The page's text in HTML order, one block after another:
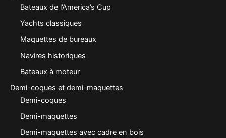
Bateaux de l’America’s Cup
Yachts classiques
Maquettes de bureaux
Navires historiques
Bateaux à moteur
Demi-coques et demi-maquettes
Demi-coques
Demi-maquettes
Demi-maquettes avec cadre en bois